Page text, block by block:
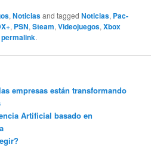
,Noticiasand taggedNoticias, Pac-
, PSN,Steam,Videojuegos,Xbox
permalink.
empresas están transformando
Artificial basado en